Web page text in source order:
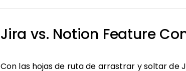
Jira vs. Notion Feature
Con las hojas de ruta de arrastrar y soltar de